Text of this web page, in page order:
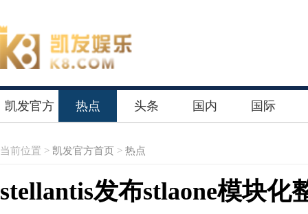
凯发官方 热点 头条 国内 国际
当前位置 > 凯发官方首页 > 热点
stellantis发布stlaone模块化